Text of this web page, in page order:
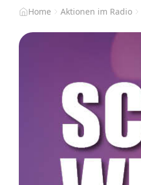
Home Aktionen im Radio